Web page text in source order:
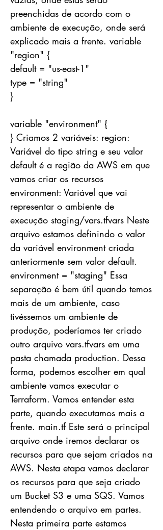
preenchidas de acordo com o
ambiente de execução, onde será
explicado mais a frente. variable
"region" {
default = "us-east-1"
type = "string"
}
variable "environment" {
} Criamos 2 variáveis: region:
Variável do tipo string e seu valor
default é a região da AWS em que
vamos criar os recursos
environment: Variável que vai
representar o ambiente de
execução staging/vars.tfvars Neste
arquivo estamos definindo o valor
da variável environment criada
anteriormente sem valor default.
environment = "staging" Essa
separação é bem útil quando temos
mais de um ambiente, caso
tivéssemos um ambiente de
produção, poderíamos ter criado
outro arquivo vars.tfvars em uma
pasta chamada production. Dessa
forma, podemos escolher em qual
ambiente vamos executar o
Terraform. Vamos entender esta
parte, quando executamos mais a
frente. main.tf Este será o principal
arquivo onde iremos declarar os
recursos para que sejam criados na
AWS. Nesta etapa vamos declarar
os recursos para que seja criado
um Bucket S3 e uma SQS. Vamos
entendendo o arquivo em partes.
Nesta primeira parte estamos